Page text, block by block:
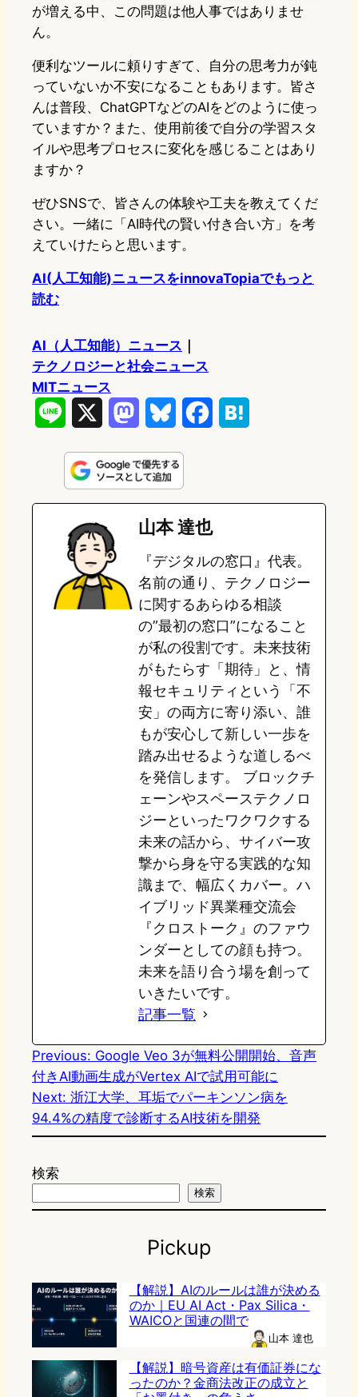
が増える中、この問題は他人事ではありませ
ん。
便利なツールに頼りすぎて、自分の思考力が鈍
っていないか不安になることもあります。皆さ
んは普段、ChatGPTなどのAIをどのように使っ
ていますか？また、使用前後で自分の学習スタ
イルや思考プロセスに変化を感じることはあり
ますか？
ぜひSNSで、皆さんの体験や工夫を教えてくだ
さい。一緒に「AI時代の賢い付き合い方」を考
えていけたらと思います。
AI(人工知能)ニュースをinnovaTopiaでもっと
読む
AI（人工知能）ニュース
テクノロジーと社会ニュース
MITニュース
n
e
s
t
o
o
n
u
e
s
k
e
b
o
o
k
e
a
山本 達也
『デジタルの窓口』代表。
名前の通り、テクノロジー
に関するあらゆる相談
の”最初の窓口”になること
が私の役割です。未来技術
がもたらす「期待」と、情
報セキュリティという「不
安」の両方に寄り添い、誰
もが安心して新しい一歩を
踏み出せるような道しるべ
を発信します。 ブロックチ
ェーンやスペーステクノロ
ジーといったワクワクする
未来の話から、サイバー攻
撃から身を守る実践的な知
識まで、幅広くカバー。ハ
イブリッド異業種交流会
『クロストーク』のファウ
ンダーとしての顔も持つ。
未来を語り合う場を創って
いきたいです。
記事一覧
Previous: Google Veo 3が無料公開開始、音声
付きAI動画生成がVertex AIで試用可能に
Next: 浙江大学、耳垢でパーキンソン病を
94.4%の精度で診断するAI技術を開発
検索
検索
Pickup
【解説】AIのルールは誰が決める
のか｜EU AI Act・Pax Silica・
WAICOと国連の間で
山本 達也
【解説】暗号資産は有価証券にな
ったのか？金商法改正の成立と